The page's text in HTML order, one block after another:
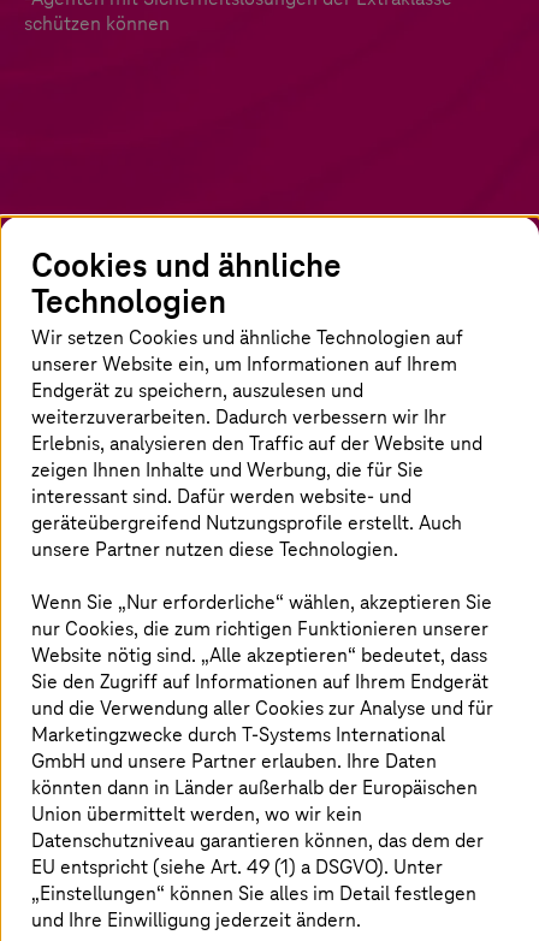
schützen können
KI-Agenten auf dem Vormarsch
Dieses E-Book beschäftigt sich mit der Frage,
warum KI-Agenten immer beliebter werden
und warum Unternehmen trotz zunehmender
Risiken voll auf sie setzen. Während IT-
Entscheider Investitionen in KI vorantreiben,
steigt die Zahl der Sicherheitsvorfälle. In einem
Fall legten kompromittierte Callcenter-Agents
Erfahren Sie, welche Schutzmaßnahmen
wesentlich für Sie sind.
Das E-Book beantwortet folgende
Fragen:
Was unterscheidet KI-Agenten von Chatbots?
Wie funktionieren KI-Agenten? Warum lösen sie
einen solchen Hype aus?
Welche Sicherheitsrisiken gibt es (inkl. jüngsten
Cookies und ähnliche
Technologien
Wir setzen Cookies und ähnliche Technologien auf
unserer Website ein, um Informationen auf Ihrem
Endgerät zu speichern, auszulesen und
weiterzuverarbeiten. Dadurch verbessern wir Ihr
Erlebnis, analysieren den Traffic auf der Website und
zeigen Ihnen Inhalte und Werbung, die für Sie
interessant sind. Dafür werden website- und
geräteübergreifend Nutzungsprofile erstellt. Auch
unsere Partner nutzen diese Technologien.
Wenn Sie „Nur erforderliche“ wählen, akzeptieren Sie
nur Cookies, die zum richtigen Funktionieren unserer
Website nötig sind. „Alle akzeptieren“ bedeutet, dass
Sie den Zugriff auf Informationen auf Ihrem Endgerät
und die Verwendung aller Cookies zur Analyse und für
Marketingzwecke durchT-Systems International
GmbH und unsere Partner erlauben. Ihre Daten
könnten dann in Länder außerhalb der Europäischen
Union übermittelt werden, wo wir kein
Datenschutzniveau garantieren können, das dem der
EU entspricht (siehe Art. 49 (1) a DSGVO). Unter
„Einstellungen“ können Sie alles im Detail festlegen
und Ihre Einwilligung jederzeit ändern.